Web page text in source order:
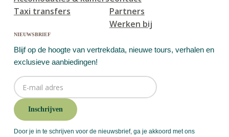
Taxi transfers
Partners
Werken bij
nieuwsbrief
Blijf op de hoogte van vertrekdata, nieuwe tours, verhalen en
exclusieve aanbiedingen!
Door je in te schrijven voor de nieuwsbrief, ga je akkoord met ons